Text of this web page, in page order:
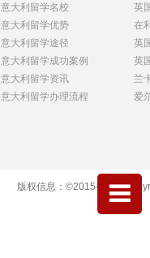
意大利留学名校
意大利留学优势
意大利留学途径
意大利留学成功案例
意大利留学资讯
意大利留学办理流程
英
在
英
英
兰
爱
版权信息：©2015-2020